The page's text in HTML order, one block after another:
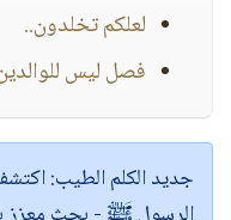
لعلكم تخلدون..
فصل ليس للوالدين
جديد الكلم الطيب: